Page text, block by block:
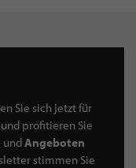
Sie sich jetzt für
und profitieren Sie
undAngeboten
stimmen Sie